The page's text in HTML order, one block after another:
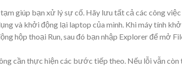
giúp bạn xử lý sự cố. Hãy lưu tất cả các công việc
và khởi động lại laptop của mình. Khi máy tính
hộp thoại Run, sau đó bạn nhập Explorer để mở
cần thực hiện các bước tiếp theo. Nếu lỗi vẫn còn